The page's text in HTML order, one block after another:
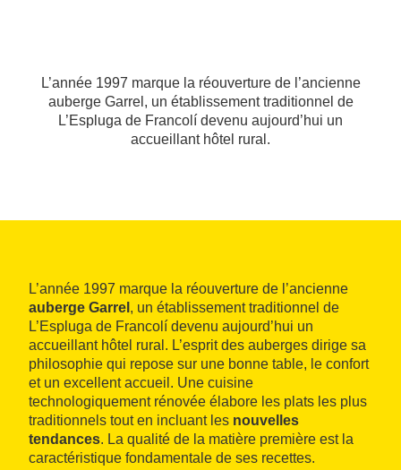
L’année 1997 marque la réouverture de l’ancienne
auberge Garrel, un établissement traditionnel de
L’Espluga de Francolí devenu aujourd’hui un
accueillant hôtel rural.
L’année 1997 marque la réouverture de l’ancienne
auberge Garrel , un établissement traditionnel de
L’Espluga de Francolí devenu aujourd’hui un
accueillant hôtel rural. L’esprit des auberges dirige sa
philosophie qui repose sur une bonne table, le confort
et un excellent accueil. Une cuisine
technologiquement rénovée élabore les plats les plus
traditionnels tout en incluant les nouvelles
tendances. La qualité de la matière première est la
caractéristique fondamentale de ses recettes.